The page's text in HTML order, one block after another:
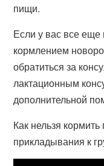
пищи.
Если у вас все
кормлением
обратиться за
лактационным
дополнительной
Как нельзя
прикладывания к